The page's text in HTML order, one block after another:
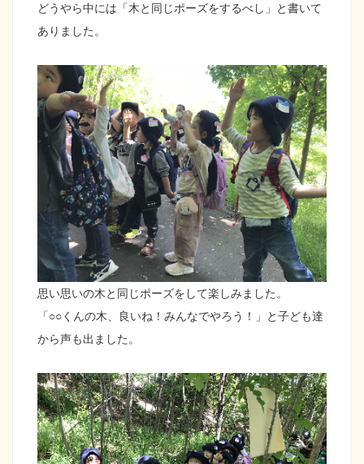
どうやら中には「木と同じポーズをするべし」と書いて
ありました。
思い思いの木と同じポーズをして楽しみました。
「○○くんの木、良いね！みんなでやろう！」と子ども達
から声も出ました。